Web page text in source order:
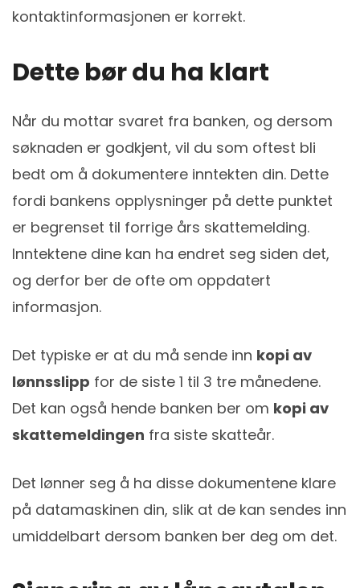
kontaktinformasjonen er korrekt.
Dette bør du ha klart
Når du mottar svaret fra banken, og dersom
søknaden er godkjent, vil du som oftest bli
bedt om å dokumentere inntekten din. Dette
fordi bankens opplysninger på dette punktet
er begrenset til forrige års skattemelding.
Inntektene dine kan ha endret seg siden det,
og derfor ber de ofte om oppdatert
informasjon.
Det typiske er at du må sende inn kopi av
lønnsslipp for de siste 1 til 3 tre månedene.
Det kan også hende banken ber om kopi av
skattemeldingen fra siste skatteår.
Det lønner seg å ha disse dokumentene klare
på datamaskinen din, slik at de kan sendes inn
umiddelbart dersom banken ber deg om det.